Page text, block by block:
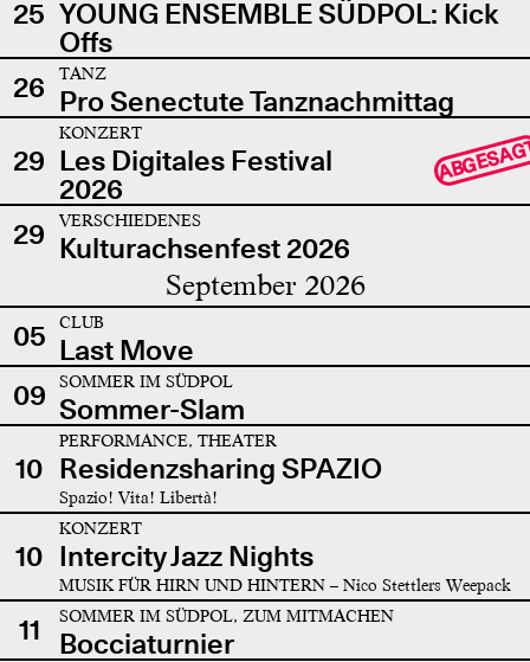
25 YOUNG ENSEMBLE SÜDPOL: Kick
Offs
26
TANZ
Pro Senectute Tanznachmittag
29
KONZERT
Les Digitales Festival
2026
29 VERSCHIEDENES
Kulturachsenfest 2026
September 2026
05 CLUB
Last Move
09
SOMMER IM SÜDPOL
Sommer-Slam
10
PERFORMANCE, THEATER
Residenzsharing SPAZIO
Spazio! Vita! Libertà!
10
KONZERT
Intercity Jazz Nights
MUSIK FÜR HIRN UND HINTERN – Nico Stettlers Weepack
11 SOMMER IM SÜDPOL, ZUM MITMACHEN
Bocciaturnier